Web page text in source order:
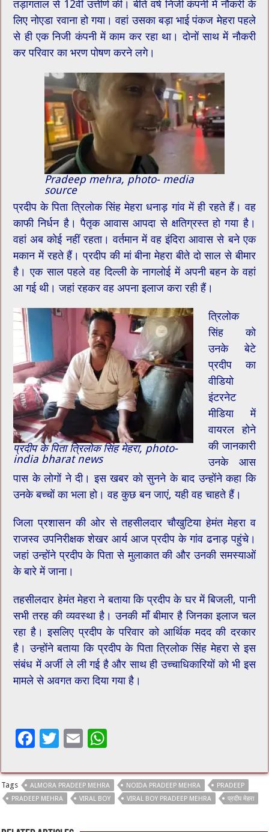
तड़ागताल से 12वीं उत्तीर्ण की। बीते वर्ष निजी कंपनी में नौकरी के
लिए नोएडा रवाना हो गया। वहां उसका बड़ा भाई पंकज मेहरा पहले
से ही एक निजी कंपनी में काम कर रहा था। दोनों साथ में नौकरी
कर परिवार का भरण पोषण करने लगे।
Pradeep mehra, photo- media
source
प्रदीप के पिता त्रिलोक सिंह मेहरा धनाड़ गांव में ही रहते हैं। वह
काफी निर्धन है। पैतृक आवास आपदा से क्षतिग्रस्त हो गया है।
वहां अब कोई नहीं रहता। वर्तमान में वह इंदिरा आवास से बने एक
मकान में रहते हैं। प्रदीप की मां बीना मेहरा बीते दो साल से बीमार
है। एक साल पहले वह दिल्ली के नागलोई में अपनी बहन के वहां
आ गई थी। जहां रहकर वह अपना इलाज करा रही हैं।
प्रदीप के पिता त्रिलोक सिंह मेहरा, photo-
india bharat news
त्रिलोक
सिंह को
उनके बेटे
प्रदीप का
वीडियो
इंटरनेट
मीडिया में
वायरल होने
की जानकारी
उनके आस
पास के लोगों ने दी। इस खबर को सुनने के बाद उन्होंने कहा कि
उनके बच्चों का भला हो। वह कुछ बन जाएं, यही वह चाहते हैं।
जिला प्रशासन की ओर से तहसीलदार चौखुटिया हेमंत मेहरा व
राजस्व उपनिरीक्षक शेखर आर्य आज प्रदीप के गांव ढनाड़ पहुंचे।
जहां उन्होंने प्रदीप के पिता से मुलाकात की और उनकी समस्याओं
के बारे में जाना।
तहसीलदार हेमंत मेहरा ने बताया कि प्रदीप के घर में बिजली, पानी
सभी तरह की व्यवस्था है। उनकी माँ बीमार है जिनका इलाज चल
रहा है। इसलिए प्रदीप के परिवार को आर्थिक मदद की दरकार
है। उन्होंने बताया कि प्रदीप के पिता त्रिलोक सिंह मेहरा से इस
संबंध में अर्जी ले ली गई है और साथ ही उच्चाधिकारियों को भी इस
मामले से अवगत करा दिया गया है।
F
e
b
T
tt
er
E
ai
l
at
sA
Tags ALMORA PRADEEP MEHRA NOIDA PRADEEP MEHRA
PRADEEP
PRADEEP MEHRA
VIRAL BOY VIRAL BOY PRADEEP MEHRA प्रदीप मेहरा